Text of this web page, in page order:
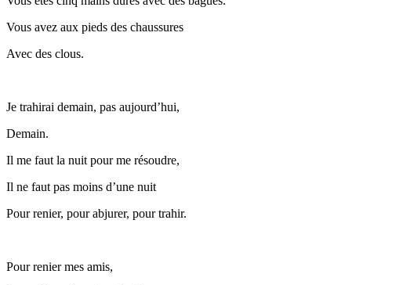
Vous avez aux pieds des chaussures
Avec des clous.
Je trahirai demain, pas aujourd’hui,
Demain.
Il me faut la nuit pour me résoudre,
Il ne faut pas moins d’une nuit
Pour renier, pour abjurer, pour trahir.
Pour renier mes amis,